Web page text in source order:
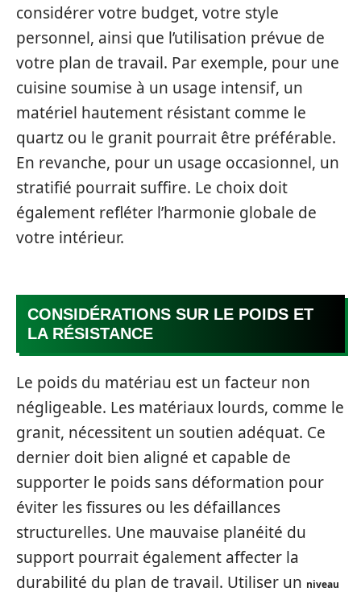
considérer votre budget, votre style
personnel, ainsi que l’utilisation prévue de
votre plan de travail. Par exemple, pour une
cuisine soumise à un usage intensif, un
matériel hautement résistant comme le
quartz ou le granit pourrait être préférable.
En revanche, pour un usage occasionnel, un
stratifié pourrait suffire. Le choix doit
également refléter l’harmonie globale de
votre intérieur.
CONSIDÉRATIONS SUR LE POIDS ET
LA RÉSISTANCE
Le poids du matériau est un facteur non
négligeable. Les matériaux lourds, comme le
granit, nécessitent un soutien adéquat. Ce
dernier doit bien aligné et capable de
supporter le poids sans déformation pour
éviter les fissures ou les défaillances
structurelles. Une mauvaise planéité du
support pourrait également affecter la
durabilité du plan de travail. Utiliser un niveau